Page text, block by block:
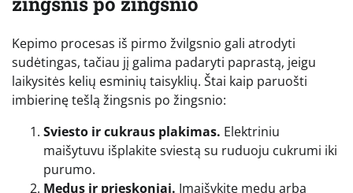
Kepimo procesas iš pirmo žvilgsnio gali atrodyti
sudėtingas, tačiau jį galima padaryti paprastą, jeigu
laikysitės kelių esminių taisyklių. Štai kaip paruošti
imbierinę tešlą žingsnis po žingsnio:
Sviesto ir cukraus plakimas. Elektriniu
maišytuvu išplakite sviestą su ruduoju cukrumi iki
purumo.
Medus ir prieskoniai. Įmaišykite medų arba